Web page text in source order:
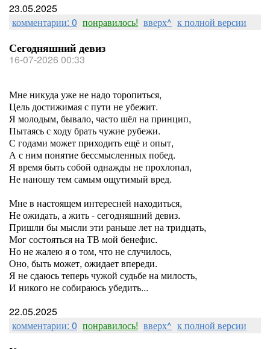
23.05.2025
комментарии: 0 понравилось! вверх^ к полной версии
Сегодняшний девиз
16-07-2026 00:33
Мне никуда уже не надо торопиться,
Цель достижимая с пути не убежит.
Я молодым, бывало, часто шёл на принцип,
Пытаясь с ходу брать чужие рубежи.
С годами может приходить ещё и опыт,
А с ним понятие бессмысленных побед.
Я время быть собой однажды не прохлопал,
Не наношу тем самым ощутимый вред.
Мне в настоящем интересней находиться,
Не ожидать, а жить - сегодняшний девиз.
Пришли бы мысли эти раньше лет на тридцать,
Мог состояться на ТВ мой бенефис.
Но не жалею я о том, что не случилось,
Оно, быть может, ожидает впереди.
Я не сдаюсь теперь чужой судьбе на милость,
И никого не собираюсь убедить...
22.05.2025
комментарии: 0 понравилось! вверх^ к полной версии